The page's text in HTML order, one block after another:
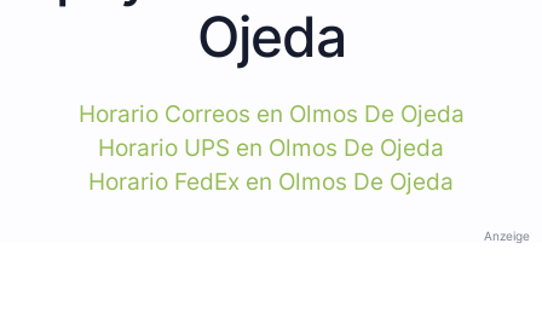
Ojeda
Horario Correos en Olmos De Ojeda
Horario UPS en Olmos De Ojeda
Horario FedEx en Olmos De Ojeda
Anzeige